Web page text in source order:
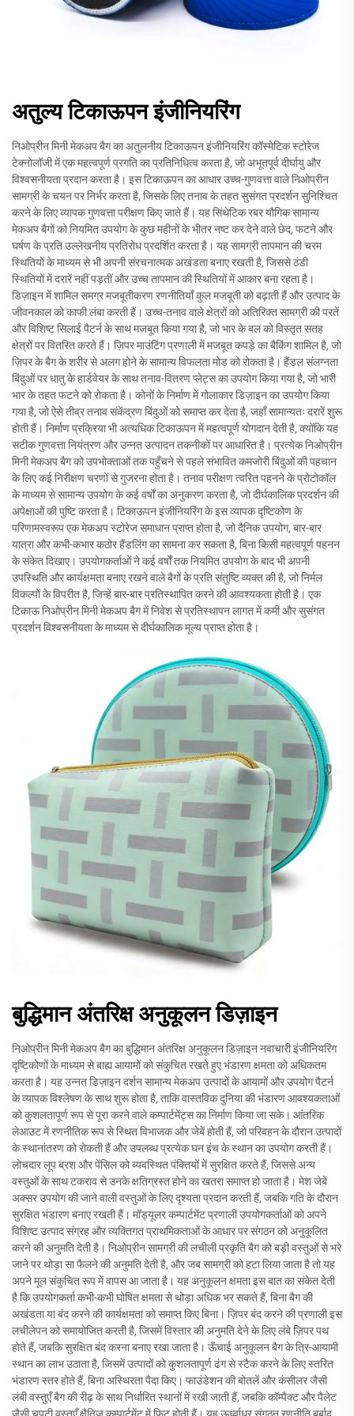
अतुल्य टिकाऊपन इंजीनियरिंग
निओप्रीन मिनी मेकअप बैग का अतुलनीय टिकाऊपन इंजीनियरिंग कॉस्मेटिक स्टोरेज
टेक्नोलॉजी में एक महत्वपूर्ण प्रगति का प्रतिनिधित्व करता है, जो अभूतपूर्व दीर्घायु और
विश्वसनीयता प्रदान करता है। इस टिकाऊपन का आधार उच्च-गुणवत्ता वाले निओप्रीन
सामग्री के चयन पर निर्भर करता है, जिसके लिए तनाव के तहत सुसंगत प्रदर्शन सुनिश्चित
करने के लिए व्यापक गुणवत्ता परीक्षण किए जाते हैं। यह सिंथेटिक रबर यौगिक सामान्य
मेकअप बैगों को नियमित उपयोग के कुछ महीनों के भीतर नष्ट कर देने वाले छेद, फटने और
घर्षण के प्रति उल्लेखनीय प्रतिरोध प्रदर्शित करता है। यह सामग्री तापमान की चरम
स्थितियों के माध्यम से भी अपनी संरचनात्मक अखंडता बनाए रखती है, जिससे ठंडी
स्थितियों में दरारें नहीं पड़तीं और उच्च तापमान की स्थितियों में आकार बना रहता है।
डिज़ाइन में शामिल समग्र मजबूतीकरण रणनीतियाँ कुल मजबूती को बढ़ाती हैं और उत्पाद के
जीवनकाल को काफी लंबा करती हैं। उच्च-तनाव वाले क्षेत्रों को अतिरिक्त सामग्री की परतें
और विशिष्ट सिलाई पैटर्न के साथ मजबूत किया गया है, जो भार के बल को विस्तृत सतह
क्षेत्रों पर वितरित करते हैं। ज़िपर माउंटिंग प्रणाली में मजबूत कपड़े का बैकिंग शामिल है, जो
ज़िपर के बैग के शरीर से अलग होने के सामान्य विफलता मोड को रोकता है। हैंडल संलग्नता
बिंदुओं पर धातु के हार्डवेयर के साथ तनाव-वितरण प्लेट्स का उपयोग किया गया है, जो भारी
भार के तहत फटने को रोकता है। कोनों के निर्माण में गोलाकार डिज़ाइन का उपयोग किया
गया है, जो ऐसे तीव्र तनाव संकेंद्रण बिंदुओं को समाप्त कर देता है, जहाँ सामान्यतः दरारें शुरू
होती हैं। निर्माण प्रक्रिया भी अत्यधिक टिकाऊपन में महत्वपूर्ण योगदान देती है, क्योंकि यह
सटीक गुणवत्ता नियंत्रण और उन्नत उत्पादन तकनीकों पर आधारित है। प्रत्येक निओप्रीन
मिनी मेकअप बैग को उपभोक्ताओं तक पहुँचने से पहले संभावित कमजोरी बिंदुओं की पहचान
के लिए कई निरीक्षण चरणों से गुजरना होता है। तनाव परीक्षण त्वरित पहनने के प्रोटोकॉल
के माध्यम से सामान्य उपयोग के कई वर्षों का अनुकरण करता है, जो दीर्घकालिक प्रदर्शन की
अपेक्षाओं की पुष्टि करता है। टिकाऊपन इंजीनियरिंग के इस व्यापक दृष्टिकोण के
परिणामस्वरूप एक मेकअप स्टोरेज समाधान प्राप्त होता है, जो दैनिक उपयोग, बार-बार
यात्रा और कभी-कभार कठोर हैंडलिंग का सामना कर सकता है, बिना किसी महत्वपूर्ण पहनन
के संकेत दिखाए। उपयोगकर्ताओं ने कई वर्षों तक नियमित उपयोग के बाद भी अपनी
उपस्थिति और कार्यक्षमता बनाए रखने वाले बैगों के प्रति संतुष्टि व्यक्त की है, जो निर्मल
विकल्पों के विपरीत है, जिन्हें बार-बार प्रतिस्थापित करने की आवश्यकता होती है। एक
टिकाऊ निओप्रीन मिनी मेकअप बैग में निवेश से प्रतिस्थापन लागत में कमी और सुसंगत
प्रदर्शन विश्वसनीयता के माध्यम से दीर्घकालिक मूल्य प्राप्त होता है।
बुद्धिमान अंतरिक्ष अनुकूलन डिज़ाइन
निओप्रीन मिनी मेकअप बैग का बुद्धिमान अंतरिक्ष अनुकूलन डिज़ाइन नवाचारी इंजीनियरिंग
दृष्टिकोणों के माध्यम से बाह्य आयामों को संकुचित रखते हुए भंडारण क्षमता को अधिकतम
करता है। यह उन्नत डिज़ाइन दर्शन सामान्य मेकअप उत्पादों के आयामों और उपयोग पैटर्न
के व्यापक विश्लेषण के साथ शुरू होता है, ताकि वास्तविक दुनिया की भंडारण आवश्यकताओं
को कुशलतापूर्ण रूप से पूरा करने वाले कम्पार्टमेंट्स का निर्माण किया जा सके। आंतरिक
लेआउट में रणनीतिक रूप से स्थित विभाजक और जेबें होती हैं, जो परिवहन के दौरान उत्पादों
के स्थानांतरण को रोकती हैं और उपलब्ध प्रत्येक घन इंच के स्थान का उपयोग करती हैं।
लोचदार लूप ब्रश और पेंसिल को व्यवस्थित पंक्तियों में सुरक्षित करते हैं, जिससे अन्य
वस्तुओं के साथ टकराव से उनके क्षतिग्रस्त होने का खतरा समाप्त हो जाता है। मेश जेबें
अक्सर उपयोग की जाने वाली वस्तुओं के लिए दृश्यता प्रदान करती हैं, जबकि गति के दौरान
सुरक्षित भंडारण बनाए रखती हैं। मॉड्यूलर कम्पार्टमेंट प्रणाली उपयोगकर्ताओं को अपने
विशिष्ट उत्पाद संग्रह और व्यक्तिगत प्राथमिकताओं के आधार पर संगठन को अनुकूलित
करने की अनुमति देती है। निओप्रीन सामग्री की लचीली प्रकृति बैग को बड़ी वस्तुओं से भरे
जाने पर थोड़ा सा फैलने की अनुमति देती है, और जब सामग्री को हटा लिया जाता है तो यह
अपने मूल संकुचित रूप में वापस आ जाता है। यह अनुकूलन क्षमता इस बात का संकेत देती
है कि उपयोगकर्ता कभी-कभी घोषित क्षमता से थोड़ा अधिक भर सकते हैं, बिना बैग की
अखंडता या बंद करने की कार्यक्षमता को समाप्त किए बिना। ज़िपर बंद करने की प्रणाली इस
लचीलेपन को समायोजित करती है, जिसमें विस्तार की अनुमति देने के लिए लंबे ज़िपर पथ
होते हैं, जबकि सुरक्षित बंद करना बनाए रखा जाता है। ऊँचाई अनुकूलन बैग के त्रि-आयामी
स्थान का लाभ उठाता है, जिसमें उत्पादों को कुशलतापूर्ण ढंग से स्टैक करने के लिए स्तरित
भंडारण स्तर होते हैं, बिना अस्थिरता पैदा किए। फाउंडेशन की बोतलें और कंसीलर जैसी
लंबी वस्तुएँ बैग की रीढ़ के साथ निर्धारित स्थानों में रखी जाती हैं, जबकि कॉम्पैक्ट और पैलेट